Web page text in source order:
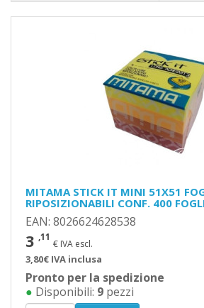
MITAMA STICK IT MINI 51X51
RIPOSIZIONABILI CONF. 400
EAN: 8026624628538
3 ,11
€ IVA escl.
3,80€ IVA inclusa
Pronto per la spedizione
● Disponibili: 9 pezzi